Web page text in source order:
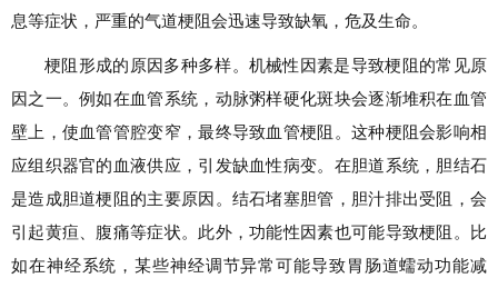
息等症状，严重的气道梗阻会迅速导致缺氧，危及生命。
梗阻形成的原因多种多样。机械性因素是导致梗阻的常见原
因之一。例如在血管系统，动脉粥样硬化斑块会逐渐堆积在血管
壁上，使血管管腔变窄，最终导致血管梗阻。这种梗阻会影响相
应组织器官的血液供应，引发缺血性病变。在胆道系统，胆结石
是造成胆道梗阻的主要原因。结石堵塞胆管，胆汁排出受阻，会
引起黄疸、腹痛等症状。此外，功能性因素也可能导致梗阻。比
如在神经系统，某些神经调节异常可能导致胃肠道蠕动功能减